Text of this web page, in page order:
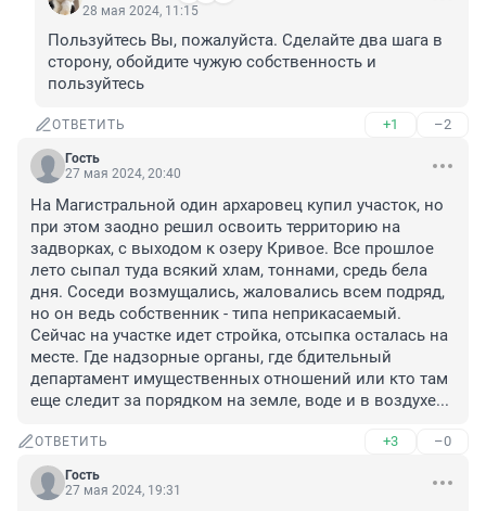
28 мая 2024, 11:15
Пользуйтесь Вы, пожалуйста. Сделайте два шага в
сторону, обойдите чужую собственность и
пользуйтесь
ОТВЕТИТЬ +1 –2
Гость
27 мая 2024, 20:40
На Магистральной один архаровец купил участок, но
при этом заодно решил освоить территорию на
задворках, с выходом к озеру Кривое. Все прошлое
лето сыпал туда всякий хлам, тоннами, средь бела
дня. Соседи возмущались, жаловались всем подряд,
но он ведь собственник - типа неприкасаемый.
Сейчас на участке идет стройка, отсыпка осталась на
месте. Где надзорные органы, где бдительный
департамент имущественных отношений или кто там
еще следит за порядком на земле, воде и в воздухе...
ОТВЕТИТЬ +3 –0
Гость
27 мая 2024, 19:31